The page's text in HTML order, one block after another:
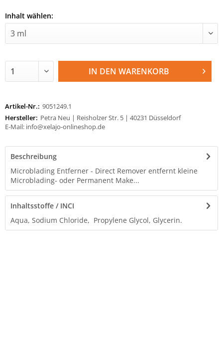
Inhalt wählen:
IN DEN WARENKORB
Artikel-Nr.: 9051249.1
Hersteller: Petra Neu | Reisholzer Str. 5 | 40231 Düsseldorf
E-Mail: info@xelajo-onlineshop.de
Beschreibung
Microblading Entferner - Direct Remover entfernt kleine
Microblading- oder Permanent Make...
Inhaltsstoffe / INCI
Aqua, Sodium Chloride, Propylene Glycol, Glycerin.